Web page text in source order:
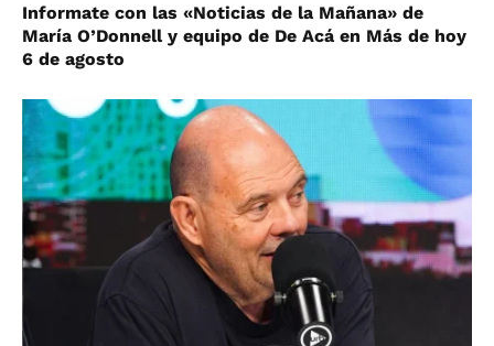
Informate con las «Noticias de la Mañana» de
María O’Donnell y equipo de De Acá en Más de hoy
6 de agosto